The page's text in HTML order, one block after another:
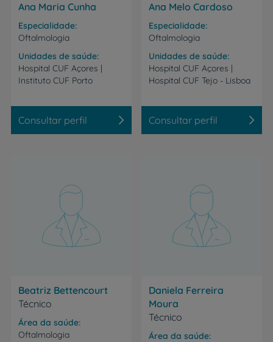
Ana Maria Cunha
Especialidade
Oftalmologia
Unidades de saúde
Hospital CUF Açores |
Instituto CUF Porto
Consultar perfil
Ana Melo Cardoso
Especialidade
Oftalmologia
Unidades de saúde
Hospital CUF Açores |
Hospital CUF Tejo - Lisboa
Consultar perfil
Beatriz Bettencourt
Técnico
Área da saúde
Oftalmologia
Daniela Ferreira
Moura
Técnico
Área da saúde